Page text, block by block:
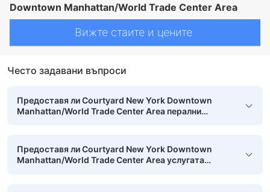
Downtown Manhattan/World Trade Center Area
Вижте стаите и цените
Често задавани въпроси
Предоставя ли Courtyard New York Downtown
Manhattan/World Trade Center Area перални
Предоставя ли Courtyard New York Downtown
Manhattan/World Trade Center Area услугата